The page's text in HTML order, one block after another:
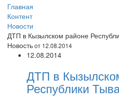
Главная
Контент
Новости
ДТП в Кызылском районе
Новостьот 12.08.2014
12.08.2014
ДТП в
Республики